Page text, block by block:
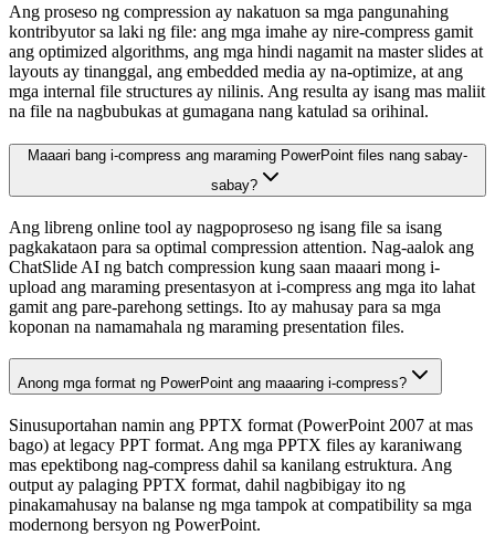
Ang proseso ng compression ay nakatuon sa mga pangunahing
kontribyutor sa laki ng file: ang mga imahe ay nire-compress gamit
ang optimized algorithms, ang mga hindi nagamit na master slides at
layouts ay tinanggal, ang embedded media ay na-optimize, at ang
mga internal file structures ay nilinis. Ang resulta ay isang mas maliit
na file na nagbubukas at gumagana nang katulad sa orihinal.
Maaari bang i-compress ang maraming PowerPoint files nang sabay-
sabay?
Ang libreng online tool ay nagpoproseso ng isang file sa isang
pagkakataon para sa optimal compression attention. Nag-aalok ang
ChatSlide AI ng batch compression kung saan maaari mong i-
upload ang maraming presentasyon at i-compress ang mga ito lahat
gamit ang pare-parehong settings. Ito ay mahusay para sa mga
koponan na namamahala ng maraming presentation files.
Anong mga format ng PowerPoint ang maaaring i-compress?
Sinusuportahan namin ang PPTX format (PowerPoint 2007 at mas
bago) at legacy PPT format. Ang mga PPTX files ay karaniwang
mas epektibong nag-compress dahil sa kanilang estruktura. Ang
output ay palaging PPTX format, dahil nagbibigay ito ng
pinakamahusay na balanse ng mga tampok at compatibility sa mga
modernong bersyon ng PowerPoint.